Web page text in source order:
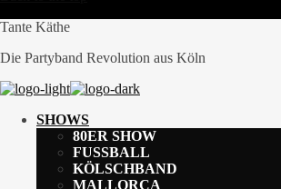
Tante Käthe
Die Partyband Revolution aus Köln
SHOWS
80ER SHOW
FUSSBALL
KÖLSCHBAND
MALLORCA